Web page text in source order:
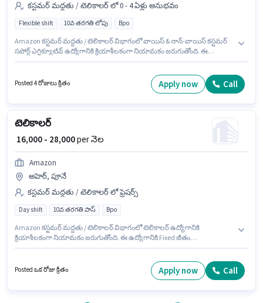
కస్టమర్ మద్దతు / టెలికాలర్ లో 0 - 4 ఏళ్లు అనుభవం
Flexible shift 10వ తరగతి లోపు Bpo
Amazon కస్టమర్ మద్దతు / టెలికాలర్ విభాగంలో వాయిస్ & నాన్-వాయిస్ కస్టమర్
సపోర్ట్ ఎగ్జిక్యూటివ్ ఉద్యోగానికి క్రియాశీలకంగా నియామకం జరుగుతోంది. ఈ
చేయవచ్చు. ఈ ఉద్యోగం 0 - 4 ఏళ్లు సంవత్సరాల అనుభవం ఉన్న వారికి కోసం, నెల
జీతం ₹34000 ఉంటుంది. ఇది Full Time / పార్ట్ టైమ్ ఉద్యోగం, ఇందులో FLEXIBLE
Posted 4 రోజులు క్రితం Apply now Call
టెలికాలర్
₹ 16,000 - 28,000per నెల
Amazon
అహెర్, పూనే
కస్టమర్ మద్దతు / టెలికాలర్ లో ఫ్రెషర్స్
Day shift 10వ తరగతి పాస్ Bpo
Amazon కస్టమర్ మద్దతు / టెలికాలర్ విభాగంలో టెలికాలర్ ఉద్యోగానికి
క్రియాశీలకంగా నియామకం జరుగుతోంది. ఈ ఉద్యోగానికి Fixed జీతం
తప్పనిసరిగా 10వ తరగతి పాస్ డిగ్రీ/సర్టిఫికెట్ కలిగి ఉండాలి. ఈ ఖాళీ అహెర్, పూనే లో
Posted ఒక రోజు క్రితం Apply now Call